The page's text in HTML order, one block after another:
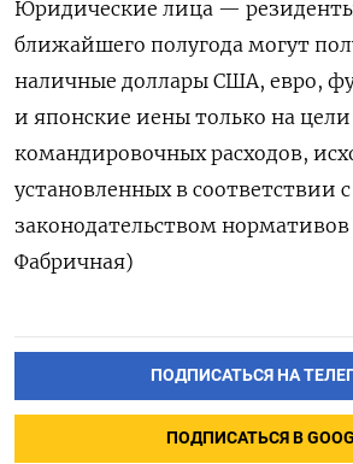
Юридические лица —
ближайшего полугода могут
наличные доллары США, евро,
и японские иены только на цели
командировочных расходов,
установленных в соответствии с
законодательством
Фабричная)
ПОДПИСАТЬСЯ НА
ПОДПИСАТЬСЯ В